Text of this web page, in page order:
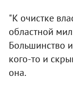
"К очистке
областной
Большинство
кого-то и
она.